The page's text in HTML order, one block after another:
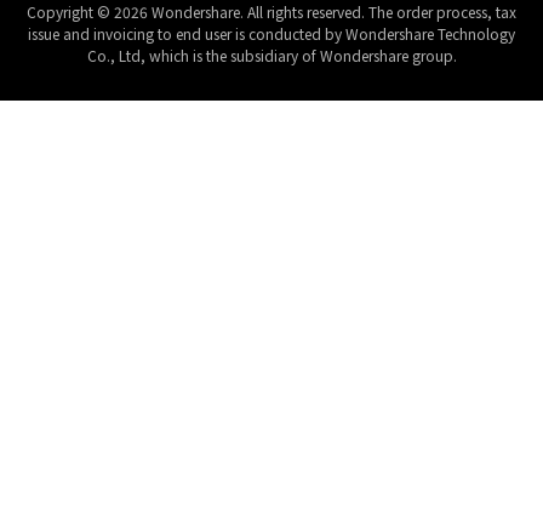
Copyright © 2026 Wondershare. All rights reserved. The order process, tax
issue and invoicing to end user is conducted by Wondershare Technology
Co., Ltd, which is the subsidiary of Wondershare group.